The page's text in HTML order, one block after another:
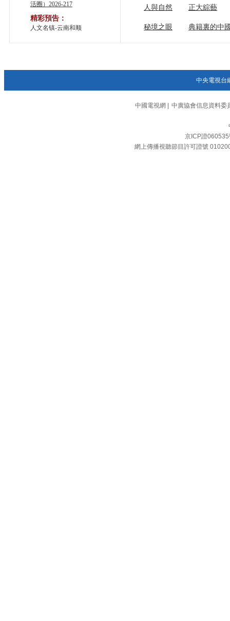
活圈）2026-217
精彩預告：
人文名镇-云南和顺
人與自然 正大綜藝
秘境之眼 典籍裏的中
中央電視台
中國電視網 中廣協會信息資料委
京ICP證060535
網上傳播視聽節目許可證號